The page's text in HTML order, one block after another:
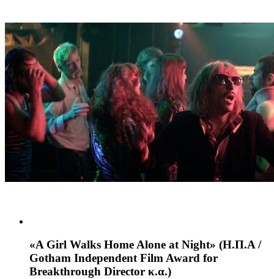
«A Girl Walks Home Alone at Night» (H.Π.Α /
Gotham Independent Film Award for
Breakthrough Director κ.α.)